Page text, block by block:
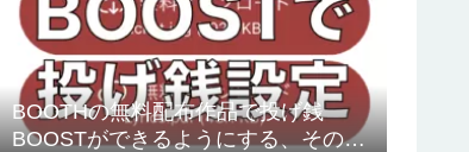
BOOTHの無料配布作品で投げ銭
BOOSTができるようにする、その方